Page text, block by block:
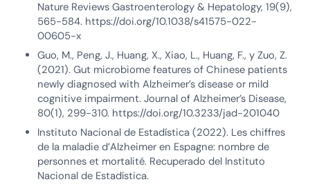
Nature Reviews Gastroenterology & Hepatology, 19(9),
565-584. https://doi.org/10.1038/s41575-022-
00605-x
Guo, M., Peng, J., Huang, X., Xiao, L., Huang, F., y Zuo, Z.
(2021). Gut microbiome features of Chinese patients
newly diagnosed with Alzheimer’s disease or mild
cognitive impairment. Journal of Alzheimer’s Disease,
80(1), 299-310. https://doi.org/10.3233/jad-201040
Instituto Nacional de Estadística (2022). Les chiffres
de la maladie d’Alzheimer en Espagne: nombre de
personnes et mortalité. Recuperado del Instituto
Nacional de Estadística.